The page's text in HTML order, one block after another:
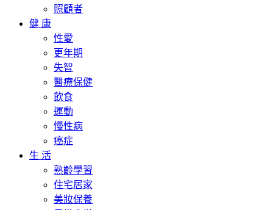
照顧者
健 康
性愛
更年期
失智
醫療保健
飲食
運動
慢性病
癌症
生 活
熟齡學習
住宅居家
美妝保養